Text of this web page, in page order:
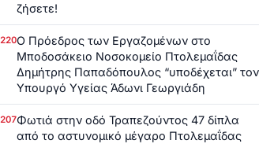
ζήσετε!
220Ο Πρόεδρος των Εργαζομένων στο
Μποδοσάκειο Νοσοκομείο Πτολεμαΐδας
Δημήτρης Παπαδόπουλος “υποδέχεται” τον
Υπουργό Υγείας Άδωνι Γεωργιάδη
207Φωτιά στην οδό Τραπεζούντος 47 δίπλα
από το αστυνομικό μέγαρο Πτολεμαΐδας